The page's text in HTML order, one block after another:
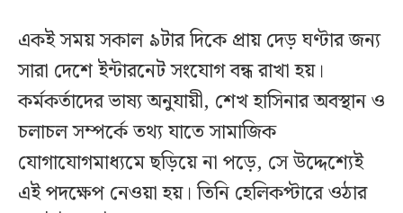
একই সময় সকাল ৯টার দিকে প্রায় দেড় ঘণ্টার জন্য
সারা দেশে ইন্টারনেট সংযোগ বন্ধ রাখা হয়।
কর্মকর্তাদের ভাষ্য অনুযায়ী, শেখ হাসিনার অবস্থান ও
চলাচল সম্পর্কে তথ্য যাতে সামাজিক
যোগাযোগমাধ্যমে ছড়িয়ে না পড়ে, সে উদ্দেশ্যেই
এই পদক্ষেপ নেওয়া হয়। তিনি হেলিকপ্টারে ওঠার